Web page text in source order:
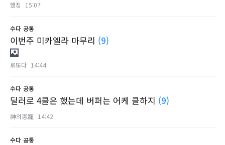
했징 15:07
수다 공통
이번주 미카엘라 마무리 (9)
로또다 14:44
수다 공통
딜러로 4클은 했는데 버퍼는 어케 클하지 (9)
神의恩寵 14:42
수다 공통